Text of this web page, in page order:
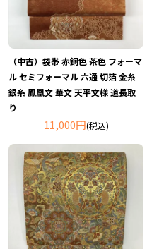
（中古）袋帯 赤銅色 茶色 フォーマ
ル セミフォーマル 六通 切箔 金糸
銀糸 鳳凰文 華文 天平文様 道長取
り
11,000円(税込)